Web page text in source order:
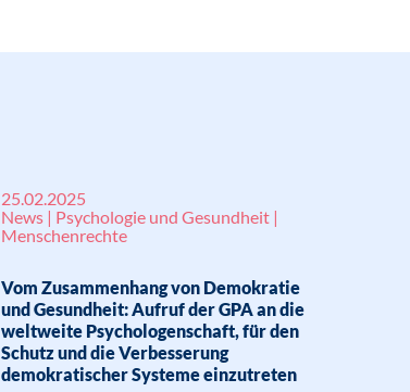
25.02.2025
News | Psychologie und Gesundheit |
Menschenrechte
Vom Zusammenhang von Demokratie
und Gesundheit: Aufruf der GPA an die
weltweite Psychologenschaft, für den
Schutz und die Verbesserung
demokratischer Systeme einzutreten